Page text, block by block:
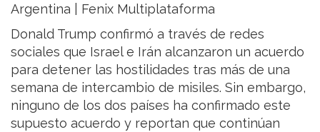
Argentina | Fenix Multiplataforma
Donald Trump confirmó a través de redes
sociales que Israel e Irán alcanzaron un acuerdo
para detener las hostilidades tras más de una
semana de intercambio de misiles. Sin embargo,
ninguno de los dos países ha confirmado este
supuesto acuerdo y reportan que continúan